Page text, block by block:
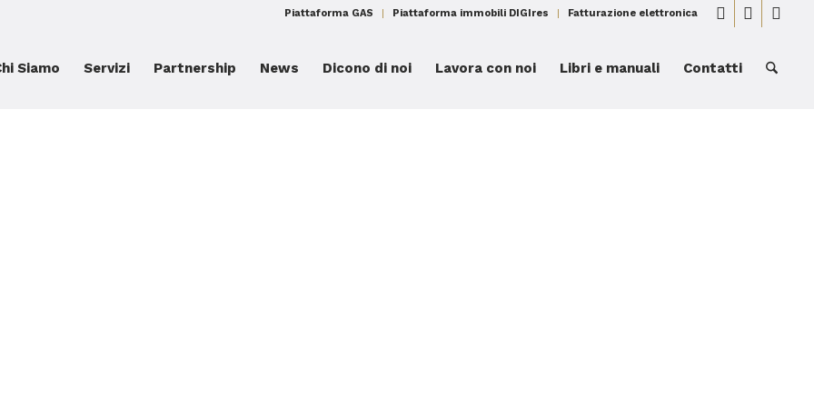
Piattaforma GAS Piattaforma immobili DIGIres Fatturazione elettronica
Siamo Servizi Partnership News Dicono di noi Lavora con noi Libri e manuali Contatti